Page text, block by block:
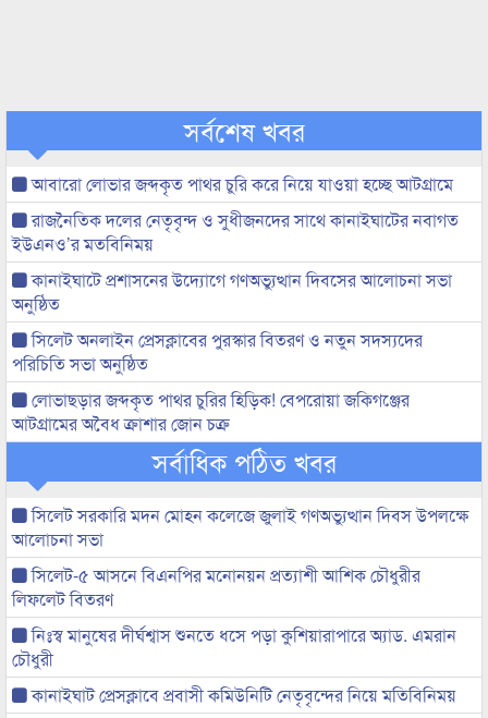
সর্বশেষ খবর
আবারো লোভার জব্দকৃত পাথর চুরি করে নিয়ে যাওয়া হচ্ছে আটগ্রামে
রাজনৈতিক দলের নেতৃবৃন্দ ও সুধীজনদের সাথে কানাইঘাটের নবাগত
ইউএনও’র মতবিনিময়
কানাইঘাটে প্রশাসনের উদ্যোগে গণঅভ্যুত্থান দিবসের আলোচনা সভা
অনুষ্ঠিত
সিলেট অনলাইন প্রেসক্লাবের পুরস্কার বিতরণ ও নতুন সদস্যদের
পরিচিতি সভা অনুষ্ঠিত
লোভাছড়ার জব্দকৃত পাথর চুরির হিড়িক! বেপরোয়া জকিগঞ্জের
আটগ্রামের অবৈধ ক্রাশার জোন চক্র
সর্বাধিক পঠিত খবর
সিলেট সরকারি মদন মোহন কলেজে জুলাই গণঅভ্যুত্থান দিবস উপলক্ষে
আলোচনা সভা
সিলেট-৫ আসনে বিএনপির মনোনয়ন প্রত্যাশী আশিক চৌধুরীর
লিফলেট বিতরণ
নিঃস্ব মানুষের দীর্ঘশ্বাস শুনতে ধসে পড়া কুশিয়ারাপারে অ্যাড. এমরান
চৌধুরী
কানাইঘাট প্রেসক্লাবে প্রবাসী কমিউনিটি নেতৃবৃন্দের নিয়ে মতিবিনিময়